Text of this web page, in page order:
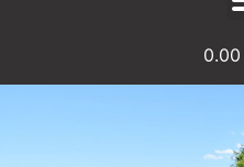
0.00